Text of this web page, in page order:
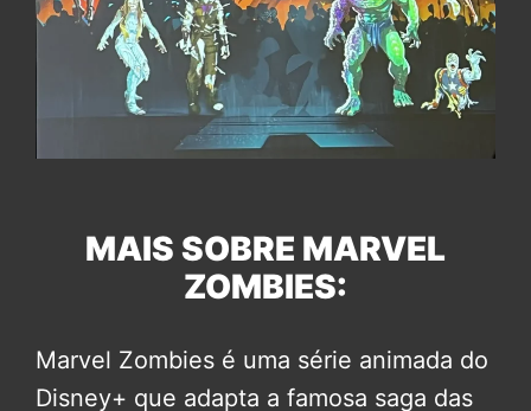
MAIS SOBRE MARVEL
ZOMBIES:
Marvel Zombies é uma série animada do
Disney+ que adapta a famosa saga das